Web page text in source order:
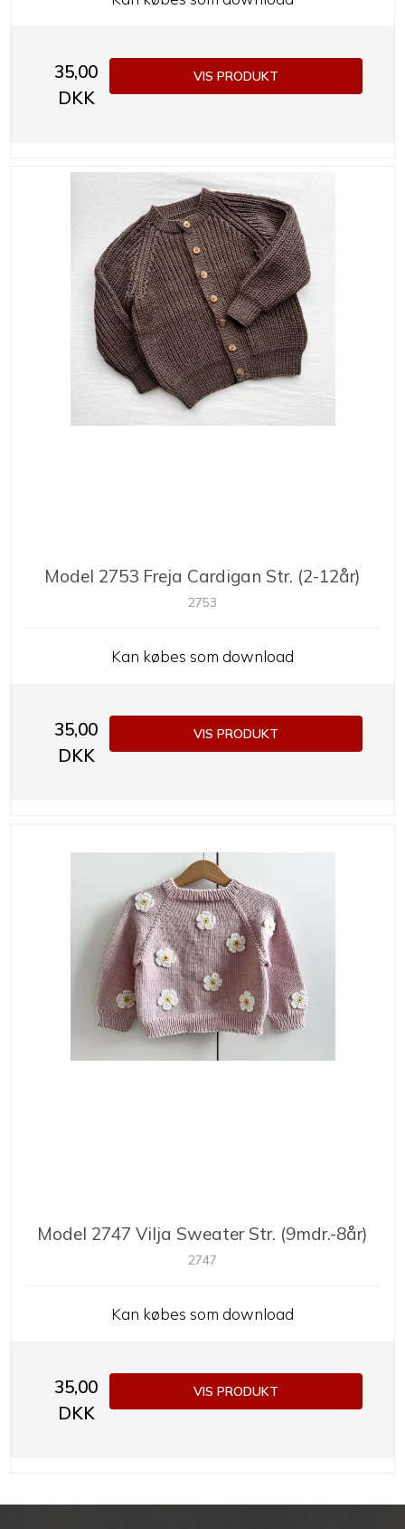
35,00
DKK
VIS PRODUKT
Model 2753 Freja Cardigan Str. (2-12år)
2753
Kan købes som download
35,00
DKK
VIS PRODUKT
Model 2747 Vilja Sweater Str. (9mdr.-8år)
2747
Kan købes som download
35,00
DKK
VIS PRODUKT